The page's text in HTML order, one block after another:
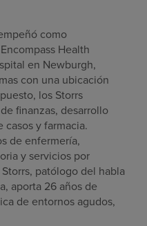
como
Health
en Newburgh,
con una ubicación
los Storrs
finanzas, desarrollo
y farmacia.
de enfermería,
y servicios por
patólogo del habla
aporta 26 años de
de entornos agudos,